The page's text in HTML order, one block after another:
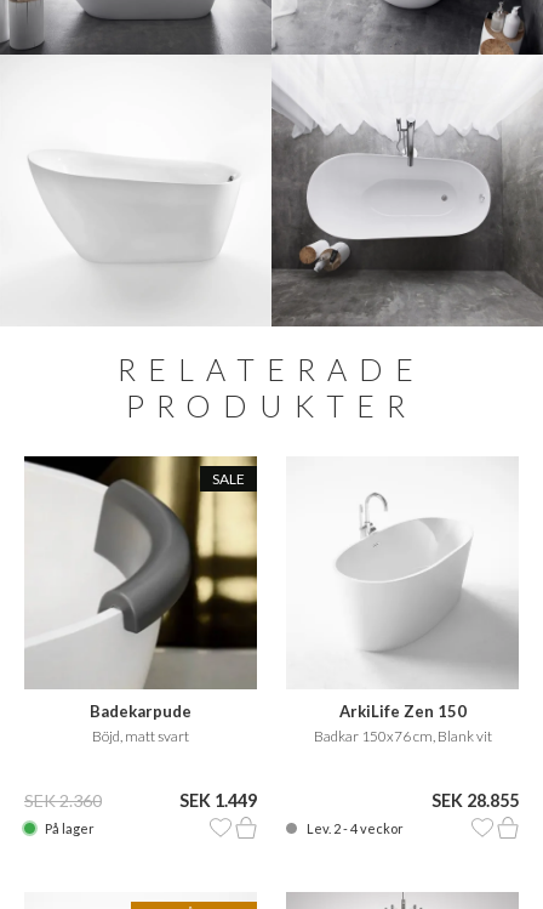
RELATERADE
PRODUKTER
SALE
Badekarpude
Böjd, matt svart
SEK 2.360 SEK 1.449
På lager
ArkiLife Zen 150
Badkar 150x76 cm, Blank vit
SEK 28.855
Lev. 2 - 4 veckor